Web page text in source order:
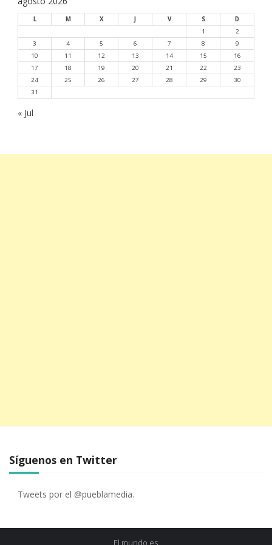
L M X J V S
D
1
2
3
4 5 6 7 8
9
10
11 12 13 14 15
16
17
18 19 20 21 22
23
24
25 26 27 28 29
30
31
« Jul
Síguenos en Twitter
Tweets por el @pueblamedia.
El mundo es